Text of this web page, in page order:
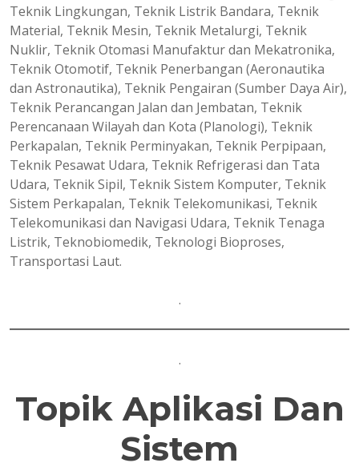
Teknik Lingkungan, Teknik Listrik Bandara, Teknik
Material, Teknik Mesin, Teknik Metalurgi, Teknik
Nuklir, Teknik Otomasi Manufaktur dan Mekatronika,
Teknik Otomotif, Teknik Penerbangan (Aeronautika
dan Astronautika), Teknik Pengairan (Sumber Daya Air),
Teknik Perancangan Jalan dan Jembatan, Teknik
Perencanaan Wilayah dan Kota (Planologi), Teknik
Perkapalan, Teknik Perminyakan, Teknik Perpipaan,
Teknik Pesawat Udara, Teknik Refrigerasi dan Tata
Udara, Teknik Sipil, Teknik Sistem Komputer, Teknik
Sistem Perkapalan, Teknik Telekomunikasi, Teknik
Telekomunikasi dan Navigasi Udara, Teknik Tenaga
Listrik, Teknobiomedik, Teknologi Bioproses,
Transportasi Laut.
.
.
Topik Aplikasi Dan
Sistem